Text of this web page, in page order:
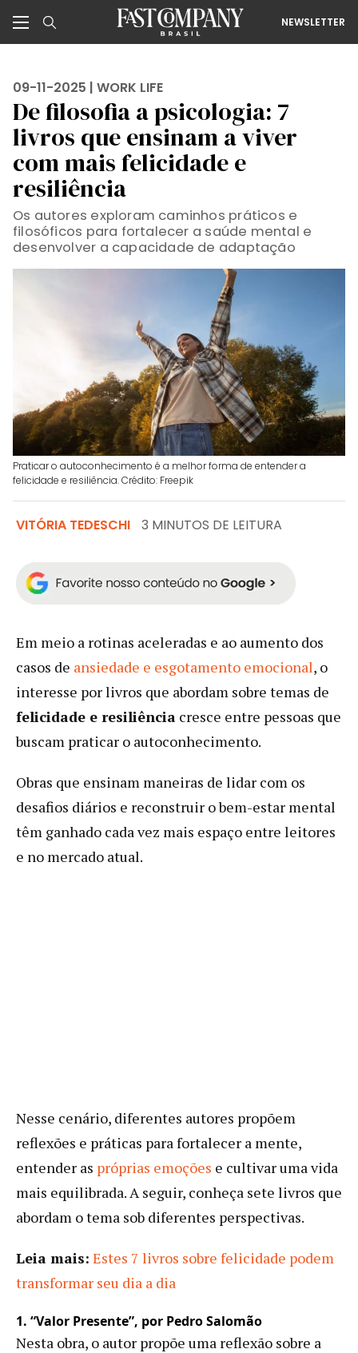
NEWSLETTER
09-11-2025 | WORK LIFE
De filosofia a psicologia: 7
livros que ensinam a viver
com mais felicidade e
resiliência
Os autores exploram caminhos práticos e
filosóficos para fortalecer a saúde mental e
desenvolver a capacidade de adaptação
Praticar o autoconhecimento é a melhor forma de entender a
felicidade e resiliência. Crédito: Freepik
VITÓRIA TEDESCHI 3 MINUTOS DE LEITURA
Em meio a rotinas aceleradas e ao aumento dos
casos de ansiedade e esgotamento emocional, o
interesse por livros que abordam sobre temas de
felicidade e resiliência cresce entre pessoas que
buscam praticar o autoconhecimento.
Obras que ensinam maneiras de lidar com os
desafios diários e reconstruir o bem-estar mental
têm ganhado cada vez mais espaço entre leitores
e no mercado atual.
Nesse cenário, diferentes autores propõem
reflexões e práticas para fortalecer a mente,
entender as próprias emoções e cultivar uma vida
mais equilibrada. A seguir, conheça sete livros que
abordam o tema sob diferentes perspectivas.
Leia mais: Estes 7 livros sobre felicidade podem
transformar seu dia a dia
1. “Valor Presente”, por Pedro Salomão
Nesta obra, o autor propõe uma reflexão sobre a